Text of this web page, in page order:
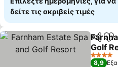
δείτε τις ακριβείς τιμές
Golf
4 Αστέρια
8,9